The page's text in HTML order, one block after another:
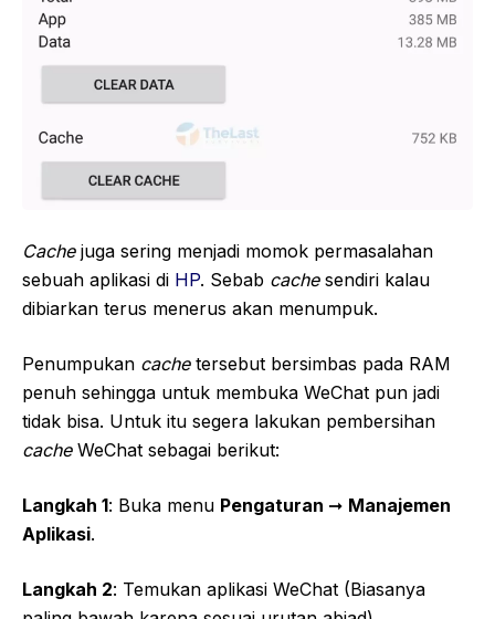
Cache juga sering menjadi momok permasalahan
sebuah aplikasi di HP. Sebab cache sendiri kalau
dibiarkan terus menerus akan menumpuk.
Penumpukan cache tersebut bersimbas pada RAM
penuh sehingga untuk membuka WeChat pun jadi
tidak bisa. Untuk itu segera lakukan pembersihan
cache WeChat sebagai berikut:
Langkah 1: Buka menu Pengaturan ➞ Manajemen
Aplikasi.
Langkah 2: Temukan aplikasi WeChat (Biasanya